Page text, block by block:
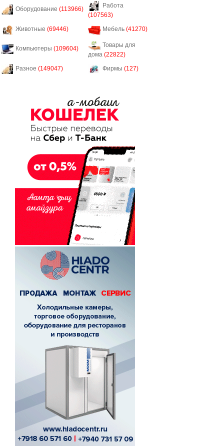
Оборудование (113966)
Работа
(107563)
Животные (69446) Мебель (41270)
Компьютеры (109604)
Товары для
дома (22822)
Разное (149047) Фирмы (127)